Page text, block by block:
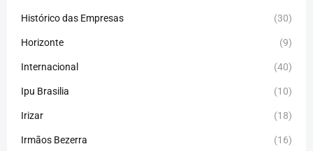
Histórico das Empresas (30)
Horizonte (9)
Internacional (40)
Ipu Brasilia (10)
Irizar (18)
Irmãos Bezerra (16)